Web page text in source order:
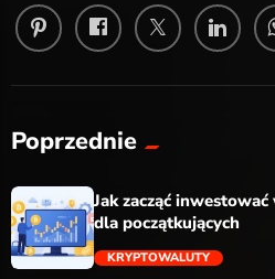
Poprzednie
Jak zacząć
dla początkujących
KRYPTOWALUTY